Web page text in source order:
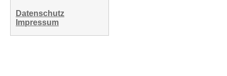
Datenschutz
Impressum